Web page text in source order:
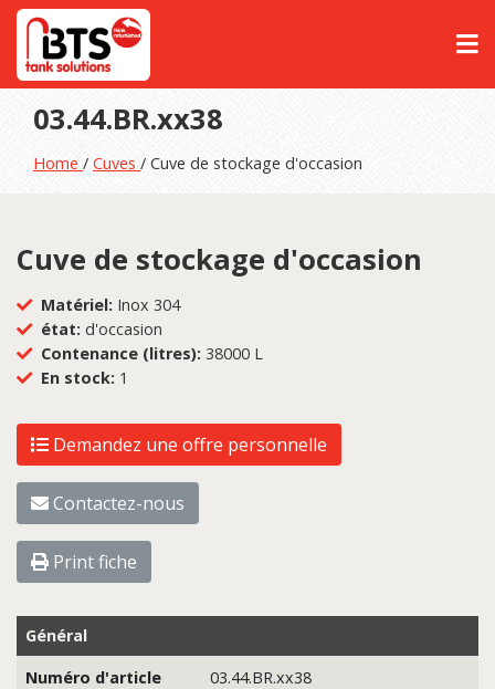
03.44.BR.xx38
Home / Cuves / Cuve de stockage d'occasion
Cuve de stockage d'occasion
Matériel: Inox 304
état: d'occasion
Contenance (litres): 38000 L
En stock: 1
Demandez une offre personnelle
Contactez-nous
Print fiche
Général
Numéro d'article
03.44.BR.xx38